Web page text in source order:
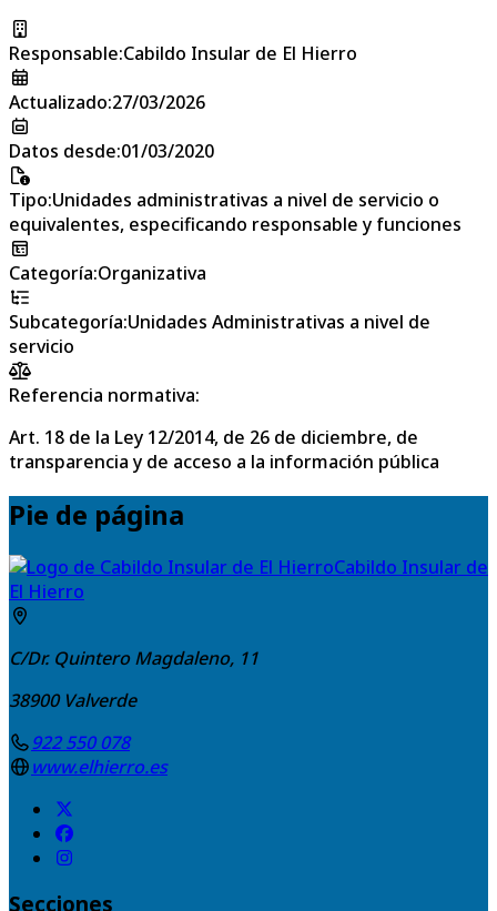
Responsable:Cabildo Insular de El Hierro
Actualizado:27/03/2026
Datos desde:01/03/2020
Tipo:Unidades administrativas a nivel de servicio o
equivalentes, especificando responsable y funciones
Categoría:Organizativa
Subcategoría:Unidades Administrativas a nivel de
servicio
Referencia normativa:
Art. 18 de la Ley 12/2014, de 26 de diciembre, de
transparencia y de acceso a la información pública
Pie de página
Cabildo Insular de
El Hierro
C/Dr. Quintero Magdaleno, 11
38900 Valverde
922 550 078
www.elhierro.es
Secciones